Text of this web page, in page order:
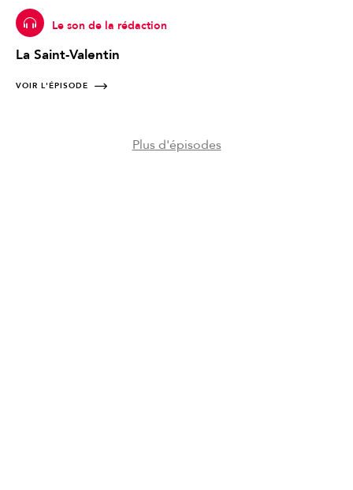
Le son de la rédaction
La Saint-Valentin
VOIR L'ÉPISODE
Plus d'épisodes